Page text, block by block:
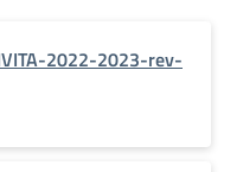
2022-2023-rev-